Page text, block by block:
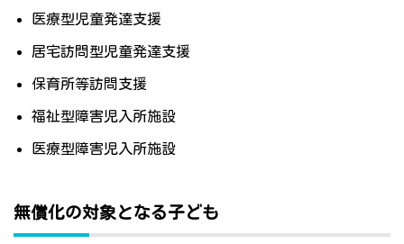
医療型児童発達支援
居宅訪問型児童発達支援
保育所等訪問支援
福祉型障害児入所施設
医療型障害児入所施設
無償化の対象となる子ども